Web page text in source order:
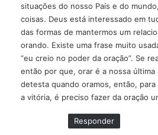
situações do nosso País e do
coisas. Deus está interessado em
das formas de mantermos um
orando. Existe uma frase muito
“eu creio no poder da oração”. Se
então por que, orar é a nossa última
detesta quando oramos, então,
a vitória, é preciso fazer da oração
Responder